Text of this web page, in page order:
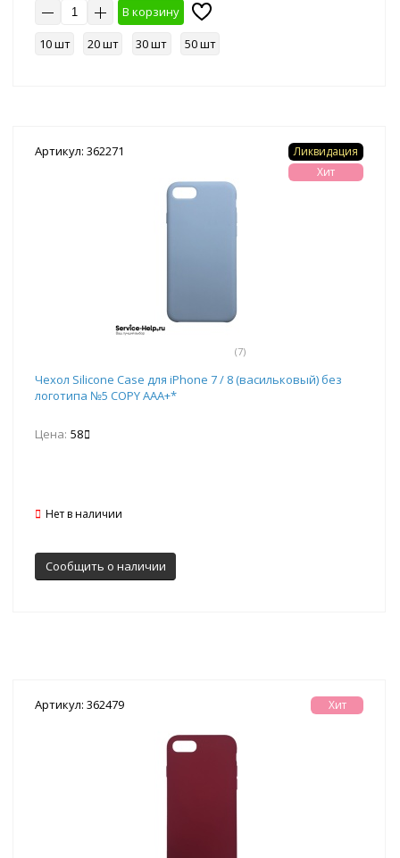
В корзину
10 шт
20 шт 30 шт 50 шт
Артикул: 362271
(7)
Ликвидация
Хит
Чехол Silicone Case для iPhone 7 / 8 (васильковый) без
логотипа №5 COPY AAA+*
Цена: 58
Нет в наличии
Сообщить о наличии
Артикул: 362479 Хит